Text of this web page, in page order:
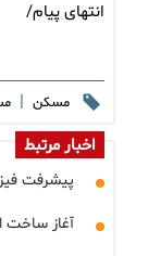
انتهای پیام/
مسکن |
اخبار مرتبط
پیشرفت فیزیکی ۸ درصدی نهضت ملی مسکن
آغاز ساخت اولین